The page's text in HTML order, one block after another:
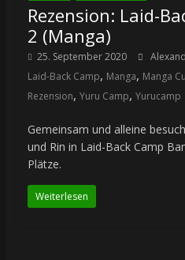
Rezension: Laid-
2 (Manga)
25. September 2020
Laid-Back Camp, Manga, Manga
Rezension, Yuru Camp, Yurucamp
Gemeinsam und alleine
und Rin in Laid-Back Camp
Plätze.
Weiterlesen